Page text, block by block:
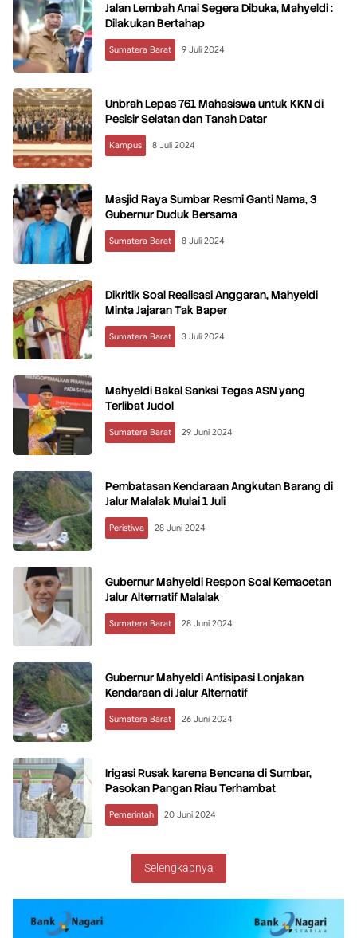
Jalan Lembah Anai Segera Dibuka, Mahyeldi :
Dilakukan Bertahap
Sumatera Barat 9 Juli 2024
Unbrah Lepas 761 Mahasiswa untuk KKN di
Pesisir Selatan dan Tanah Datar
Kampus 8 Juli 2024
Masjid Raya Sumbar Resmi Ganti Nama, 3
Gubernur Duduk Bersama
Sumatera Barat 8 Juli 2024
Dikritik Soal Realisasi Anggaran, Mahyeldi
Minta Jajaran Tak Baper
Sumatera Barat 3 Juli 2024
Mahyeldi Bakal Sanksi Tegas ASN yang
Terlibat Judol
Sumatera Barat 29 Juni 2024
Pembatasan Kendaraan Angkutan Barang di
Jalur Malalak Mulai 1 Juli
Peristiwa 28 Juni 2024
Gubernur Mahyeldi Respon Soal Kemacetan
Jalur Alternatif Malalak
Sumatera Barat 28 Juni 2024
Gubernur Mahyeldi Antisipasi Lonjakan
Kendaraan di Jalur Alternatif
Sumatera Barat 26 Juni 2024
Irigasi Rusak karena Bencana di Sumbar,
Pasokan Pangan Riau Terhambat
Pemerintah 20 Juni 2024
Selengkapnya